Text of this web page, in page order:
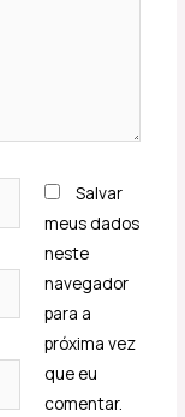
Salvar
meus dados
neste
navegador
para a
próxima vez
que eu
comentar.